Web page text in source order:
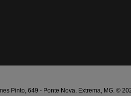
Pinto, 649 - Ponte Nova, Extrema, MG. ©